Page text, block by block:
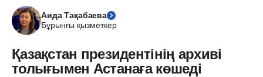
Аида Тақабаева
Бұрынғы қызметкер
Қазақстан президентінің архиві
толығымен Астанаға көшеді